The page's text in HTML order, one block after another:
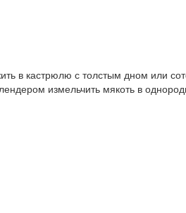
в кастрюлю с толстым дном или
измельчить мякоть в